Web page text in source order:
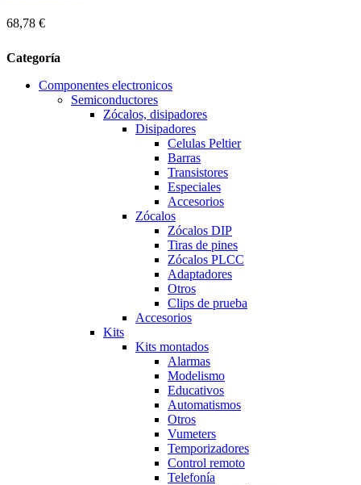
68,78 €
Categoría
Componentes electronicos
Semiconductores
Zócalos, disipadores
Disipadores
Celulas Peltier
Barras
Transistores
Especiales
Accesorios
Zócalos
Zócalos DIP
Tiras de pines
Zócalos PLCC
Adaptadores
Otros
Clips de prueba
Accesorios
Kits
Kits montados
Alarmas
Modelismo
Educativos
Automatismos
Otros
Vumeters
Temporizadores
Control remoto
Telefonía